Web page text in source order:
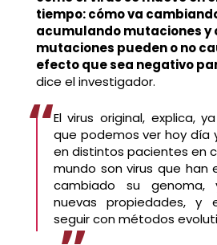
tiempo: cómo va
acumulando mutaciones y
mutaciones pueden o no
efecto que sea negativo
dice el investigador.
El virus original, explica,
que podemos ver hoy día
en distintos pacientes en
mundo son virus que han
cambiado su genoma,
nuevas propiedades, y
seguir con métodos